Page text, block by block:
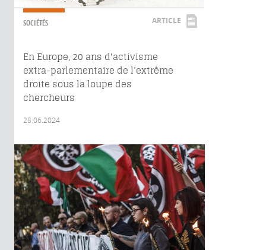
SOCIÉTÉS ARTICLE
En Europe, 20 ans d'activisme
extra-parlementaire de l’extrême
droite sous la loupe des
chercheurs
28.06.2024